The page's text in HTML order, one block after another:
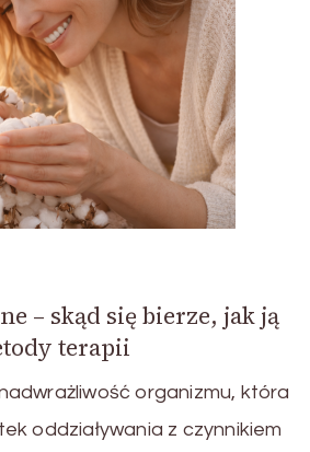
– skąd się bierze, jak ją
terapii
organizmu, która
oddziaływania z czynnikiem